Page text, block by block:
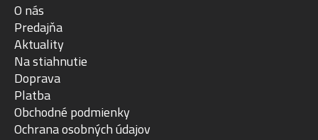
O nás
Predajňa
Aktuality
Na stiahnutie
Doprava
Platba
Obchodné podmienky
Ochrana osobných údajov